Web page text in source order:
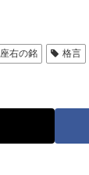
座右の銘 格言